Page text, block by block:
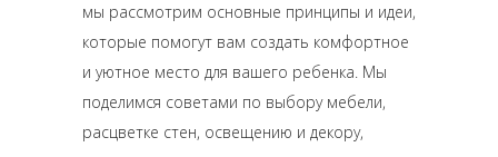
мы рассмотрим основные принципы и идеи,
которые помогут вам создать комфортное
и уютное место для вашего ребенка. Мы
поделимся советами по выбору мебели,
расцветке стен, освещению и декору,